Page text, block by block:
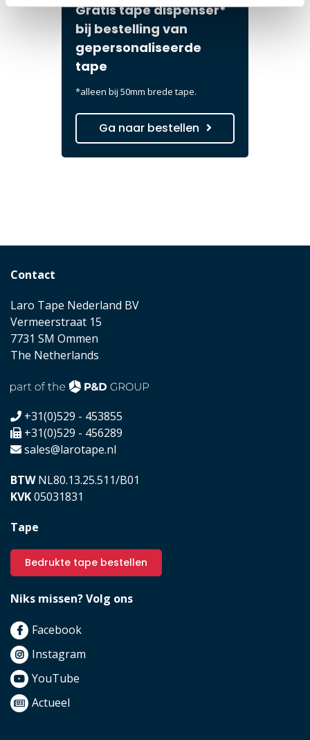
Gratis tape dispenser*
bij bestelling van
gepersonaliseerde
tape
*alleen bij 50mm brede tape.
Ga naar bestellen
Contact
Laro Tape Nederland BV
Vermeerstraat 15
7731 SM Ommen
The Netherlands
+31(0)529 - 453855
+31(0)529 - 456289
sales@larotape.nl
BTWNL80.13.25.511/B01
KVK05031831
Tape
Bedrukte tape bestellen
Niks missen? Volg ons
Facebook
Instagram
YouTube
Actueel